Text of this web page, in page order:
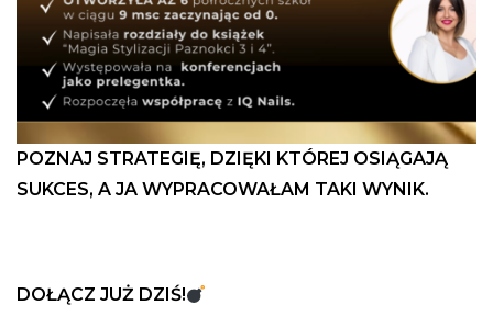
POZNAJ STRATEGIĘ, DZIĘKI KTÓREJ OSIĄGAJĄ
SUKCES, A JA WYPRACOWAŁAM TAKI WYNIK.
DOŁĄCZ JUŻ DZIŚ!